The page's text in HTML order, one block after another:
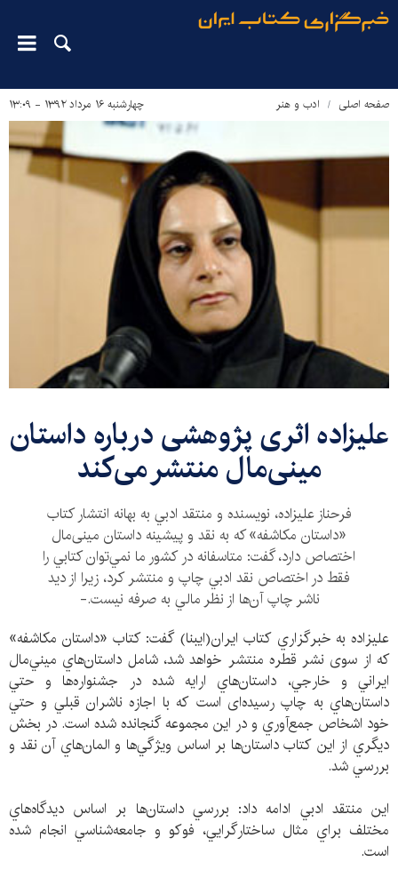
صفحه اصلی ادب و هنر چهارشنبه ۱۶ مرداد ۱۳۹۲ - ۱۳:۰۹
علیزاده اثری پژوهشی درباره داستان
مینی‌مال منتشر می‌کند
فرحناز عليزاده، نويسنده و منتقد ادبي به بهانه انتشار کتاب
«داستان مكاشفه» که به نقد و پیشینه داستان مینی‌مال
اختصاص دارد، گفت: متاسفانه در كشور ما نمي‌توان كتابي را
فقط در اختصاص نقد ادبي چاپ و منتشر كرد، زيرا از ديد
ناشر‌ چاپ آن‌ها از نظر مالي به صرفه نيست.-
عليزاده به خبرگزاري كتاب ايران(ايبنا) گفت: كتاب «داستان مكاشفه»
که از سوی نشر قطره منتشر خواهد شد، شامل داستان‌هاي ميني‌مال
ايراني و خارجي، داستان‌هاي ارايه شده در جشنواره‌ها و حتي
داستان‌هاي به چاپ رسیده‌ای است كه با اجازه ناشران قبلي و حتي
خود اشخاص جمع‌آوري و در اين مجموعه گنجانده شده است. در بخش
ديگري از اين كتاب داستان‌ها بر اساس ويژگي‌ها و المان‌هاي آن نقد و
بررسي شد.
اين منتقد ادبي ادامه داد: بررسي داستان‌ها بر اساس ديدگاه‌هاي
مختلف براي مثال ساختارگرايي، فوكو و جامعه‌شناسي انجام شده
است.